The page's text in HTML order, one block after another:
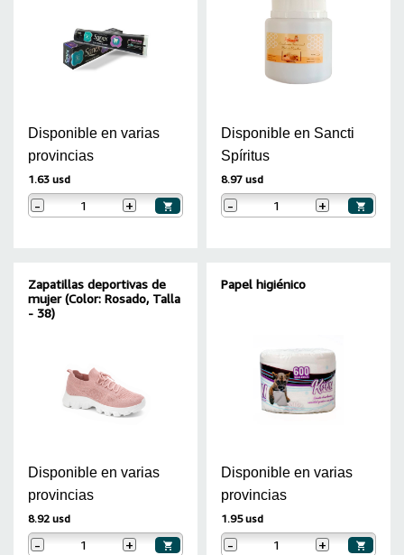
Disponible en varias
provincias
1.63 usd
- +
Disponible en Sancti
Spíritus
8.97 usd
- +
Zapatillas deportivas de
mujer (Color: Rosado, Talla
- 38)
Disponible en varias
provincias
8.92 usd
- +
Papel higiénico
Disponible en varias
provincias
1.95 usd
- +